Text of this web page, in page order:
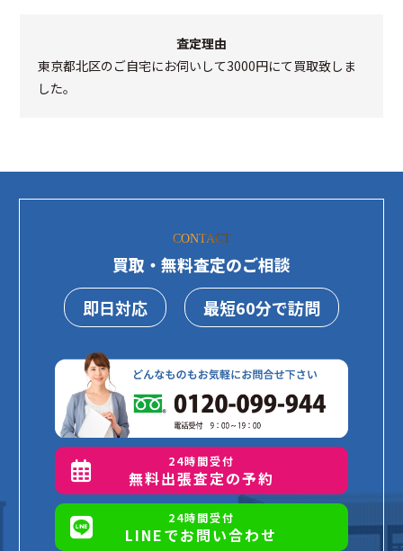
査定理由
東京都北区のご自宅にお伺いして3000円にて買取致しま
した。
CONTACT
買取・無料査定のご相談
即日対応
最短60分で訪問
24時間受付
無料出張査定の予約
24時間受付
LINEでお問い合わせ